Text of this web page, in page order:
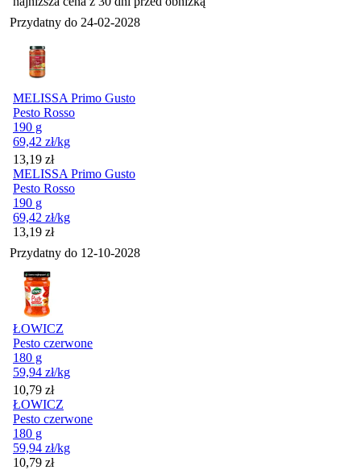
Przydatny do 24-02-2028
MELISSA Primo Gusto
Pesto Rosso
190 g
69,42 zł/kg
Cena
13,19 zł
MELISSA Primo Gusto
Pesto Rosso
190 g
69,42 zł/kg
Cena
13,19 zł
Przydatny do 12-10-2028
ŁOWICZ
Pesto czerwone
180 g
59,94 zł/kg
Cena
10,79 zł
ŁOWICZ
Pesto czerwone
180 g
59,94 zł/kg
Cena
10,79 zł